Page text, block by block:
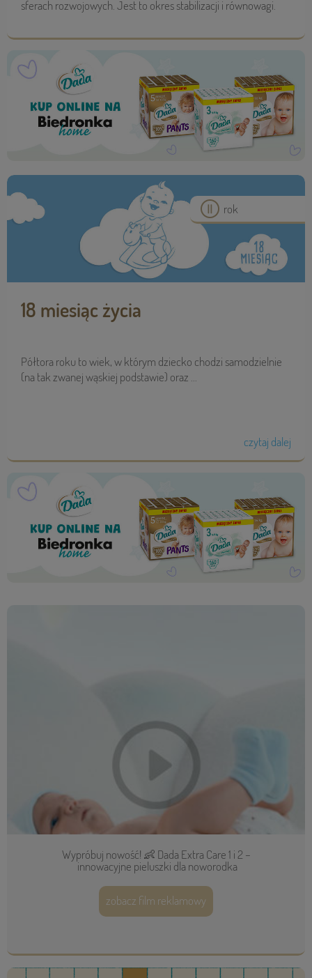
sferach rozwojowych. Jest to okres stabilizacji i równowagi.
rok
18 miesiąc życia
Półtora roku to wiek, w którym dziecko chodzi samodzielnie
(na tak zwanej wąskiej podstawie) oraz ...
czytaj dalej
Wypróbuj nowość! 👶 Dada Extra Care 1 i 2 –
innowacyjne pieluszki dla noworodka
zobacz film reklamowy